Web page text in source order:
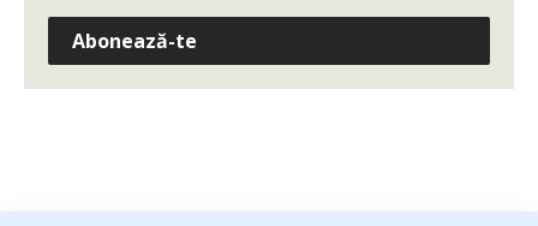
Abonează-te